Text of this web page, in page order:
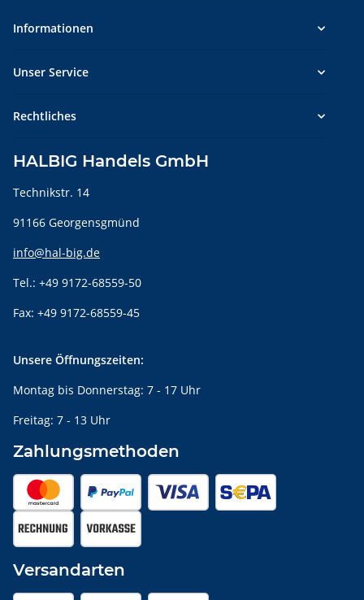
Informationen
Unser Service
Rechtliches
HALBIG Handels GmbH
Technikstr. 14
91166 Georgensgmünd
info@hal-big.de
Tel.: +49 9172-68559-50
Fax: +49 9172-68559-45
Unsere Öffnungszeiten:
Montag bis Donnerstag: 7 - 17 Uhr
Freitag: 7 - 13 Uhr
Zahlungsmethoden
Versandarten